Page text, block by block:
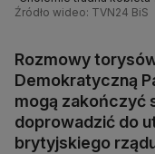
Źródło wideo: TVN24 BiS
Rozmowy
Demokratyczną
mogą zakończyć
doprowadzić do
brytyjskiego